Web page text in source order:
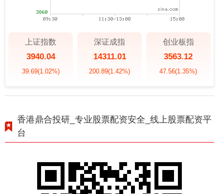
上证指数
3940.04
39.69(1.02%)
深证成指
14311.01
200.89(1.42%)
创业板指
3563.12
47.56(1.35%)
香港鼎合投研_专业股票配资安全_线上股票配资平
台